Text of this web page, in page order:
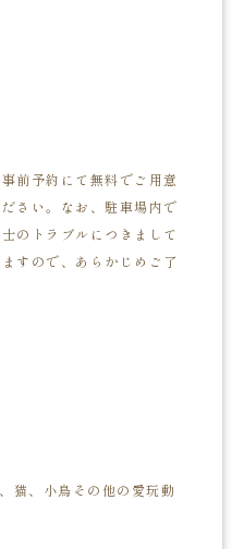
前予約にて無料でご用意
さい。なお、駐車場内で
のトラブルにつきまして
すので、あらかじめご了
猫、小鳥その他の愛玩動